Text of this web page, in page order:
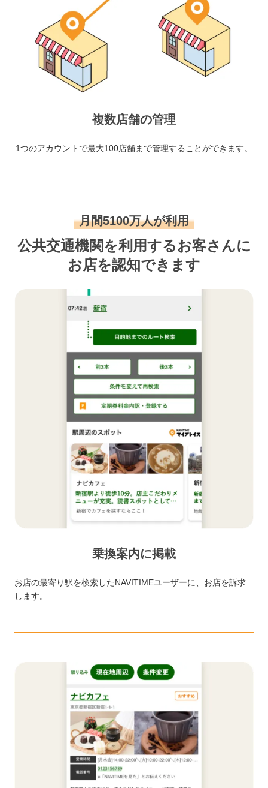
複数店舗の管理
1つのアカウントで最大100店舗まで管理することができます。
月間5100万人が利用
公共交通機関を利用するお客さんに
お店を認知できます
乗換案内に掲載
お店の最寄り駅を検索したNAVITIMEユーザーに、お店を訴求
します。